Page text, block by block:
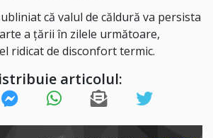
că valul de căldură va persista
a ţării în zilele următoare,
ridicat de disconfort termic.
articolul: